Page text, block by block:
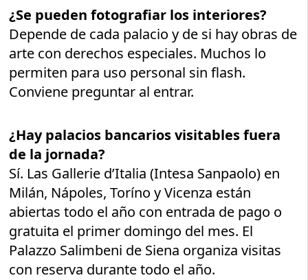
¿Se pueden fotografiar los interiores?
Depende de cada palacio y de si hay obras de
arte con derechos especiales. Muchos lo
permiten para uso personal sin flash.
Conviene preguntar al entrar.
¿Hay palacios bancarios visitables fuera
de la jornada?
Sí. Las Gallerie d’Italia (Intesa Sanpaolo) en
Milán, Nápoles, Toríno y Vicenza están
abiertas todo el año con entrada de pago o
gratuita el primer domingo del mes. El
Palazzo Salimbeni de Siena organiza visitas
con reserva durante todo el año.